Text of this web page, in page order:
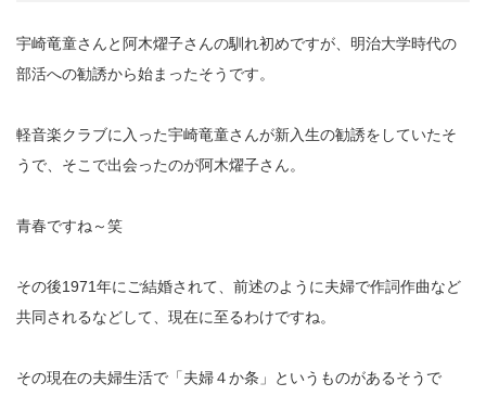
宇崎竜童さんと阿木燿子さんの馴れ初めですが、明治大学時代の
部活への勧誘から始まったそうです。
軽音楽クラブに入った宇崎竜童さんが新入生の勧誘をしていたそ
うで、そこで出会ったのが阿木燿子さん。
青春ですね～笑
その後1971年にご結婚されて、前述のように夫婦で作詞作曲など
共同されるなどして、現在に至るわけですね。
その現在の夫婦生活で「夫婦４か条」というものがあるそうで